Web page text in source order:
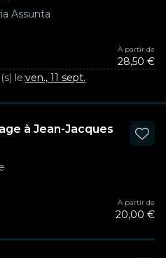
Assunta
À partir de
28,50 €
le:ven., 11 sept.
à Jean-Jacques
À partir de
20,00 €